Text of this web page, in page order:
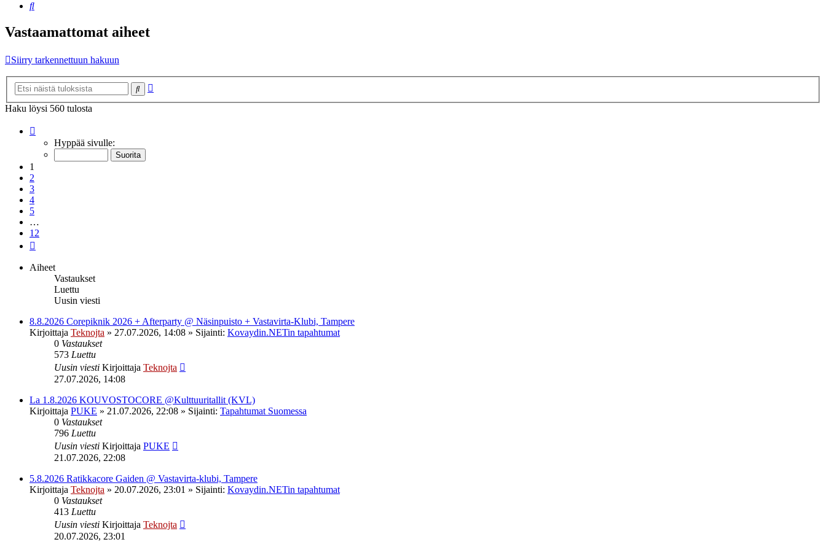
Etsi
Vastaamattomat aiheet
Siirry tarkennettuun hakuun
Etsi
Haku löysi 560 tulosta
12 Hyppää sivulle:
1
2
3
4
5
…
12
Aiheet
Vastaukset
Luettu
Uusin viesti
8.8.2026 Corepiknik 2026 + Afterparty @ Näsinpuisto + Vastavirta-Klubi, Tampere
Kirjoittaja Teknojta » 27.07.2026, 14:08 » Sijainti: Kovaydin.NETin tapahtumat
0 Vastaukset
573 Luettu
Uusin viesti Kirjoittaja Teknojta
27.07.2026, 14:08
La 1.8.2026 KOUVOSTOCORE @Kulttuuritallit (KVL)
Kirjoittaja PUKE » 21.07.2026, 22:08 » Sijainti: Tapahtumat Suomessa
0 Vastaukset
796 Luettu
Uusin viesti Kirjoittaja PUKE
21.07.2026, 22:08
5.8.2026 Ratikkacore Gaiden @ Vastavirta-klubi, Tampere
Kirjoittaja Teknojta » 20.07.2026, 23:01 » Sijainti: Kovaydin.NETin tapahtumat
0 Vastaukset
413 Luettu
Uusin viesti Kirjoittaja Teknojta
20.07.2026, 23:01